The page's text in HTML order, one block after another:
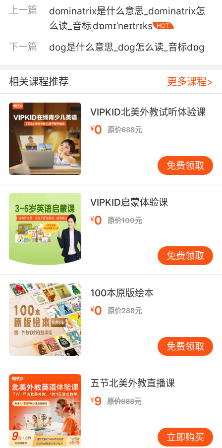
路易必须要明白 这盘棋 离结束还早得很呢
5. On doit faire ce qu'on attend de nous, un
point, c'est tout.
6. Il lui a tran is le code qu'elle doit utiliser
他说了一句暗号 让她 让她传信给"碘1号"
7. Mais il doit bien y en avoir par mieux qui
déteste leur roi.
8. On doit les rejeter dans la source à 12 h et
en prendre deux nouveaux.
因此我们必须在正午十二点把这些鱼放回水里 再
9. Mais il faut se montrer malin, on doit
d'abord rallier le peuple à notre cause.
但行事不可鲁莽 我们首先要聚集人民的力量 才能
完成大业
10. Envoyez des mousquetaires, qu'ils
fouillent chaque bâtiment jusque dans les
moindres recoins il doit absolument le
retrouver.
派出火枪手 仔细搜寻每一处建筑 任何角落都不要
放过 掘地三尺 也要找到他
上一篇
dominatrix是什么意思_dominatrix怎
么读_音标ˌdɒmɪˈneɪtrɪks
HOT
下一篇 dog是什么意思_dog怎么读_音标dɒɡ
相关课程推荐 更多课程>
VIPKID北美外教试听体验课
¥0 原价688元
免费领取
VIPKID启蒙体验课
¥0 原价100元
免费领取
100本原版绘本
¥0 原价288元
免费领取
五节北美外教直播课
¥9 原价888元
立即购买